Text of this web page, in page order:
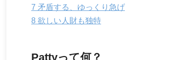
7 矛盾する、ゆっくり急げ
8 欲しい人財も独特
Pattyって何？